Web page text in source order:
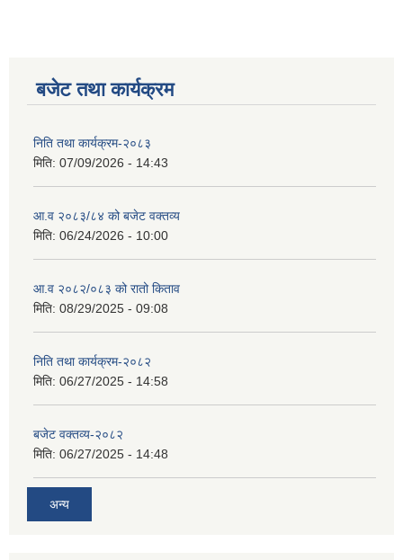
बजेट तथा कार्यक्रम
निति तथा कार्यक्रम-२०८३
मिति: 07/09/2026 - 14:43
आ.व २०८३/८४ को बजेट वक्तव्य
मिति: 06/24/2026 - 10:00
आ.व २०८२/०८३ को रातो किताव
मिति: 08/29/2025 - 09:08
निति तथा कार्यक्रम-२०८२
मिति: 06/27/2025 - 14:58
बजेट वक्तव्य-२०८२
मिति: 06/27/2025 - 14:48
अन्य